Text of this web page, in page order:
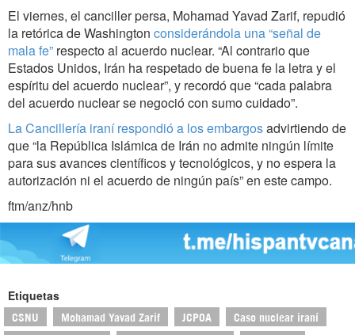
El viernes, el canciller persa, Mohamad Yavad Zarif, repudió
la retórica de Washington considerándola una “señal de
mala fe” respecto al acuerdo nuclear. “Al contrario que
Estados Unidos, Irán ha respetado de buena fe la letra y el
espíritu del acuerdo nuclear”, y recordó que “cada palabra
del acuerdo nuclear se negoció con sumo cuidado”.
La Cancillería iraní respondió a los embargosadvirtiendo de
que “la República Islámica de Irán no admite ningún límite
para sus avances científicos y tecnológicos, y no espera la
autorización ni el acuerdo de ningún país” en este campo.
ftm/anz/hnb
Etiquetas
CSNU Mohamad Yavad Zarif JCPOA Caso nuclear iraní